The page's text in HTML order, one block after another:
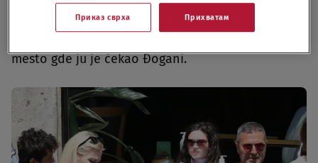
više navrata ustajala sa stola kako bi obratila
pažnju na dete, a potom se opet vraćala na svoje
mesto gde ju je čekao Đogani.
Приказ сврха Прихватам